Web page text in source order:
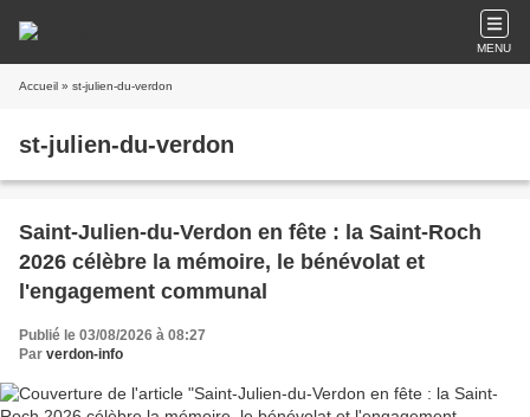
MENU
Accueil » st-julien-du-verdon
st-julien-du-verdon
Saint-Julien-du-Verdon en fête : la Saint-Roch
2026 célèbre la mémoire, le bénévolat et
l'engagement communal
Publié le 03/08/2026 à 08:27
Par verdon-info